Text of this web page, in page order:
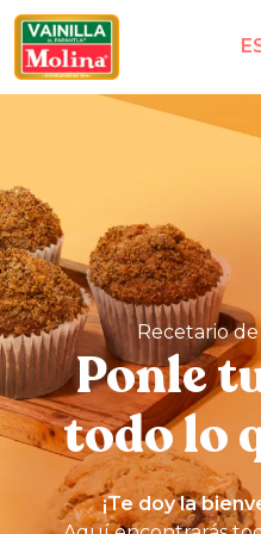
Recetario
Ponle
todo lo
¡Te doy la